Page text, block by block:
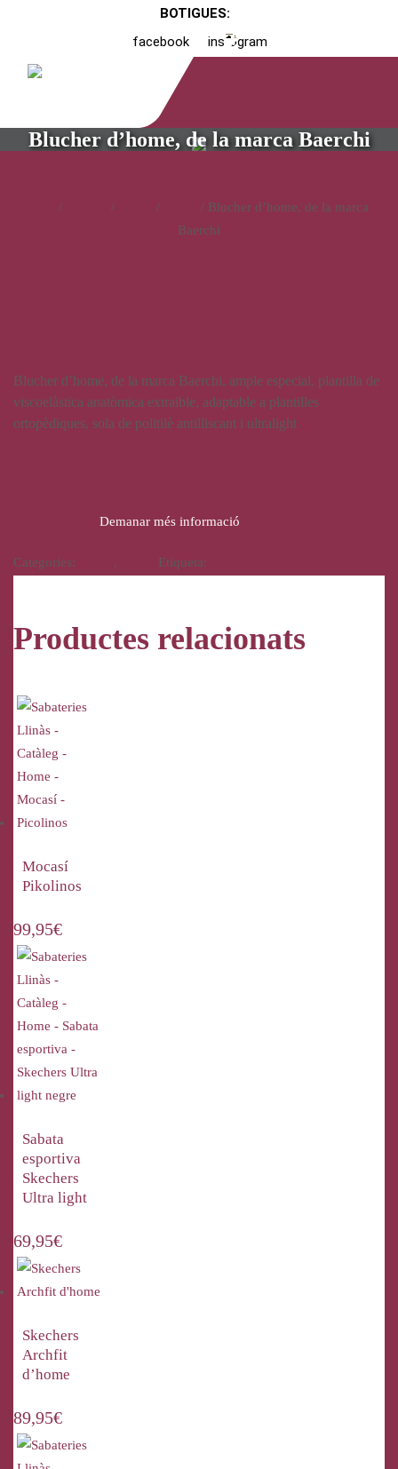
BOTIGUES:
facebook
instagram
Blucher d’home, de la marca Baerchi
/ / /
/ Blucher d’home, de la marca
Baerchi
Blucher d’home, de la marca Baerchi, ample especial, plantilla de
viscoelàstica anatòmica extraible, adaptable a plantilles
ortopèdiques, sola de politilè antilliscant i ultralight
Demanar més informació
Categories: , Etiqueta:
Productes relacionats
Mocasí
Pikolinos
99,95€
Sabata
esportiva
Skechers
Ultra light
69,95€
Skechers
Archfit
d’home
89,95€